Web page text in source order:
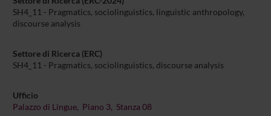
SH4_11 - Pragmatics, sociolinguistics, linguistic anthropology,
discourse analysis
Settore di Ricerca (ERC)
SH4_11 - Pragmatics, sociolinguistics, discourse analysis
Ufficio
Palazzo di Lingue, Piano 3, Stanza 08